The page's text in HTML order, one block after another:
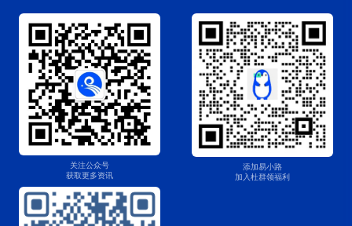
关注公众号
获取更多资讯
添加易小路
加入杜群领福利